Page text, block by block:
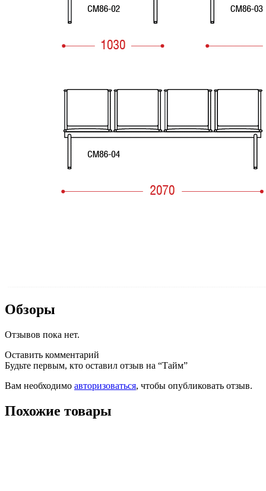
Обзоры
Отзывов пока нет.
Оставить комментарий
Будьте первым, кто оставил отзыв на “Тайм”
Вам необходимо авторизоваться, чтобы опубликовать отзыв.
Похожие товары